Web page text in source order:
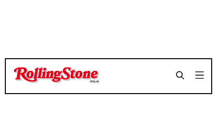
TEMPO DI LETTURA 3 MINUTI SHARE
TEMPO DI LETTURA 3 MINUTI SHARE